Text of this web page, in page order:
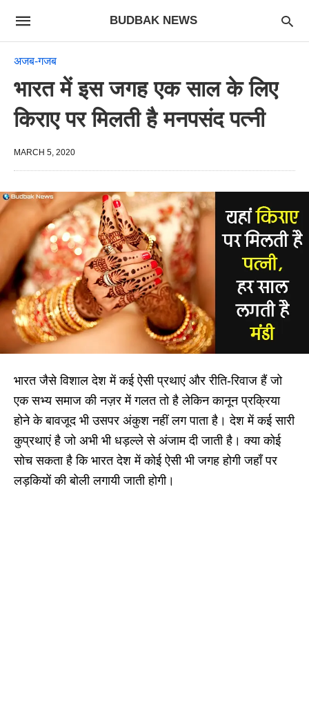
BUDBAK NEWS
अजब-गजब
भारत में इस जगह एक साल के लिए
किराए पर मिलती है मनपसंद पत्नी
MARCH 5, 2020
भारत जैसे विशाल देश में कई ऐसी प्रथाएं और रीति-रिवाज हैं जो
एक सभ्य समाज की नज़र में गलत तो है लेकिन कानून प्रक्रिया
होने के बावजूद भी उसपर अंकुश नहीं लग पाता है। देश में कई सारी
कुप्रथाएं है जो अभी भी धड़ल्ले से अंजाम दी जाती है। क्या कोई
सोच सकता है कि भारत देश में कोई ऐसी भी जगह होगी जहाँ पर
लड़कियों की बोली लगायी जाती होगी।